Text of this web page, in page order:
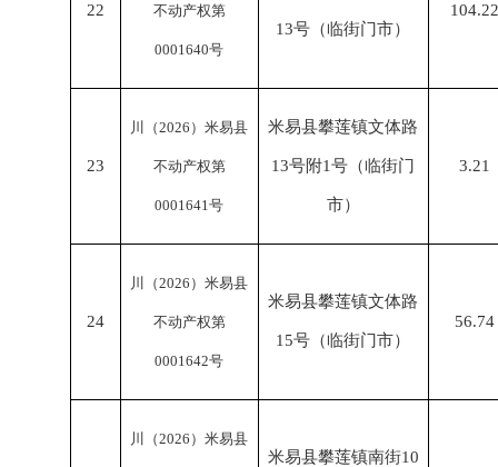
22 不动产权第
0001640号
13号（临街门市）
104.22
23
川（2026）米易县
不动产权第
0001641号
米易县攀莲镇文体路
13号附1号（临街门
市）
3.21
24
川（2026）米易县
不动产权第
0001642号
米易县攀莲镇文体路
15号（临街门市）
56.74
川（2026）米易县
米易县攀莲镇南街10